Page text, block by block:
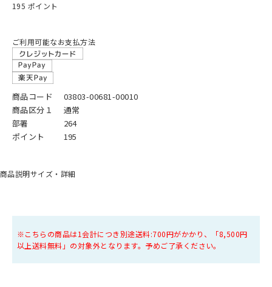
195 ポイント
ご利用可能なお支払方法
商品コード
03803-00681-00010
商品区分１
通常
部署
264
ポイント
195
商品説明サイズ・詳細
※こちらの商品は1会計につき別途送料:700円がかかり、「8,500円
以上送料無料」の対象外となります。予めご了承ください。